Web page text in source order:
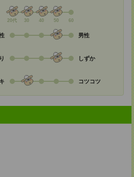
20代 30 40 50 60
男性
しずか
コツコツ